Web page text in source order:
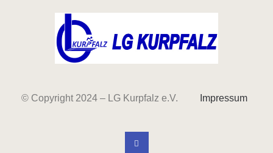
© Copyright 2024 – LG Kurpfalz e.V. Impressum